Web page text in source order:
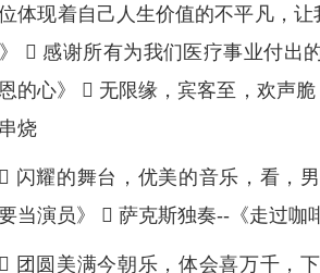
体现着自己人生价值的不平凡，
 感谢所有为我们医疗事业付出
恩的心》  无限缘，宾客至，欢声
烧
 闪耀的舞台，优美的音乐，看，
要当演员》  萨克斯独奏--《走过咖
 团圆美满今朝乐，体会喜万千，